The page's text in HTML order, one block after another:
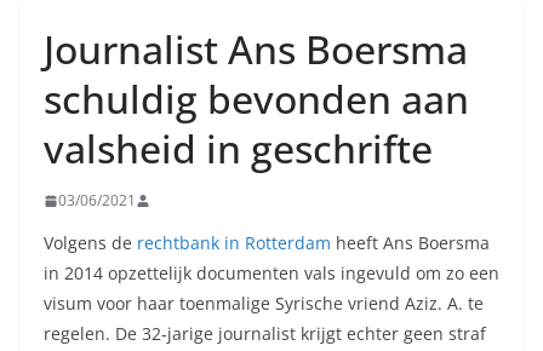
Journalist Ans Boersma
schuldig bevonden aan
valsheid in geschrifte
03/06/2021
Volgens de rechtbank in Rotterdam heeft Ans Boersma
in 2014 opzettelijk documenten vals ingevuld om zo een
visum voor haar toenmalige Syrische vriend Aziz. A. te
regelen. De 32-jarige journalist krijgt echter geen straf